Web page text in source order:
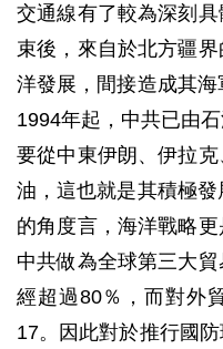
交通線有了較為深刻
束後，來自於北方疆
洋發展，間接造成其
1994年起，中共已由
要從中東伊朗、伊拉
油，這也就是其積極
的角度言，海洋戰略更
中共做為全球第三大
經超過80％，而對外
17。因此對於推行國